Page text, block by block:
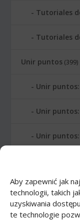
Aby zapewnić jak
technologii, takich
uzyskiwania
te technologie
Tutoriales
Tutoriales
Unir puntos (399)
Unir
Unir
Unir
Unir
Unir
Unir puntos: